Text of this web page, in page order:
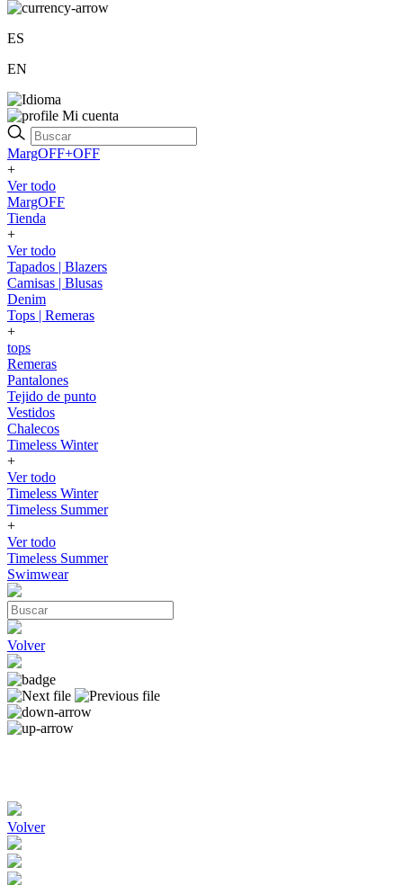
ES
EN
Mi cuenta
MargOFF+OFF
+
Ver todo
MargOFF
Tienda
+
Ver todo
Tapados | Blazers
Camisas | Blusas
Denim
Tops | Remeras
+
tops
Remeras
Pantalones
Tejido de punto
Vestidos
Chalecos
Timeless Winter
+
Ver todo
Timeless Winter
Timeless Summer
+
Ver todo
Timeless Summer
Swimwear
Volver
Volver